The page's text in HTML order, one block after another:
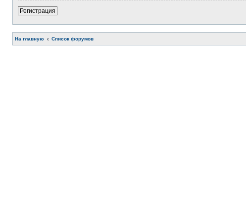
Регистрация
На главную Список форумов